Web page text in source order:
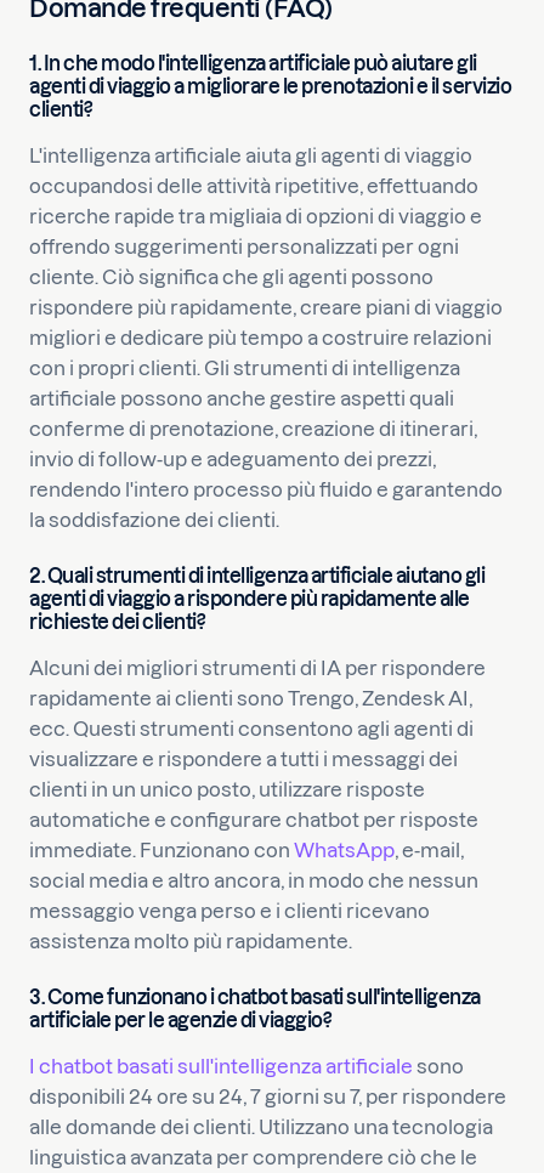
Domande frequenti (FAQ)
1. In che modo l'intelligenza artificiale può aiutare gli
agenti di viaggio a migliorare le prenotazioni e il servizio
clienti?
L'intelligenza artificiale aiuta gli agenti di viaggio
occupandosi delle attività ripetitive, effettuando
ricerche rapide tra migliaia di opzioni di viaggio e
offrendo suggerimenti personalizzati per ogni
cliente. Ciò significa che gli agenti possono
rispondere più rapidamente, creare piani di viaggio
migliori e dedicare più tempo a costruire relazioni
con i propri clienti. Gli strumenti di intelligenza
artificiale possono anche gestire aspetti quali
conferme di prenotazione, creazione di itinerari,
invio di follow-up e adeguamento dei prezzi,
rendendo l'intero processo più fluido e garantendo
la soddisfazione dei clienti.
2. Quali strumenti di intelligenza artificiale aiutano gli
agenti di viaggio a rispondere più rapidamente alle
richieste dei clienti?
Alcuni dei migliori strumenti di IA per rispondere
rapidamente ai clienti sono Trengo, Zendesk AI,
ecc. Questi strumenti consentono agli agenti di
visualizzare e rispondere a tutti i messaggi dei
clienti in un unico posto, utilizzare risposte
automatiche e configurare chatbot per risposte
immediate. Funzionano con WhatsApp, e-mail,
social media e altro ancora, in modo che nessun
messaggio venga perso e i clienti ricevano
assistenza molto più rapidamente.
3. Come funzionano i chatbot basati sull'intelligenza
artificiale per le agenzie di viaggio?
I chatbot basati sull'intelligenza artificiale sono
disponibili 24 ore su 24, 7 giorni su 7, per rispondere
alle domande dei clienti. Utilizzano una tecnologia
linguistica avanzata per comprendere ciò che le